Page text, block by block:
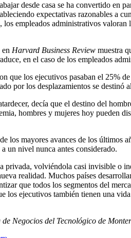
desde casa se ha convertido en
expectativas razonables a
los empleados administrativos
en Harvard Business Review muestra
en el caso de los empleados
que los ejecutivos pasaban el 25%
por los desplazamientos se destinó
decía que el destino del
hombres y mujeres hoy pueden
los mayores avances de los
un nivel nunca antes considerado.
volviéndola casi invisible o
realidad. Muchos países
que todos los segmentos del
los ejecutivos también tienen una
Negocios del Tecnológico de